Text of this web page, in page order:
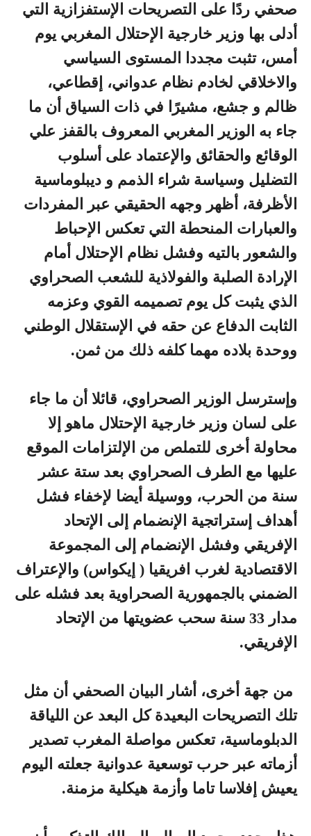
صحفي ردًا على التصريحات الإستفزازية التي
أدلى بها وزير خارجية الإحتلال المغربي يوم
أمس، تثبت مجددا المستوى السياسي
والاخلاقي لخادم نظام عدواني، إقطاعي،
ظالم و جشع، مشيرًا في ذات السياق أن ما
جاء به الوزير المغربي المعروف بالقفز علي
الوقائع والحقائق والإعتماد على أسلوب
التضليل وسياسة شراء الذمم و ديبلوماسية
الأظرفة، أظهر وجهه الحقيقي عبر المفردات
والعبارات المنحطة التي تعكس الإحباط
والشعور بالتيه وفشل نظام الإحتلال أمام
الإرادة الصلبة والفولاذية للشعب الصحراوي
الذي يثبت كل يوم تصميمه القوي وعزمه
الثابت الدفاع عن حقه في الإستقلال الوطني
ووحدة بلاده مهما كلفه ذلك من ثمن.
وإسترسل الوزير الصحراوي، قائلا أن ما جاء
على لسان وزير خارجية الإحتلال ماهو إلا
محاولة أخرى للتملص من الإلتزامات الموقع
عليها مع الطرف الصحراوي بعد ستة عشر
سنة من الحرب، ووسيلة أيضا لإخفاء فشل
أهداف إستراتجية الإنضمام إلى الإتحاد
الإفريقي وفشل الإنضمام إلى المجموعة
الاقتصادية لغرب افريقيا ( إيكواس) والإعتراف
الضمني بالجمهورية الصحراوية بعد فشله على
مدار 33 سنة سحب عضويتها من الإتحاد
الإفريقي.
من جهة أخرى، أشار البيان الصحفي أن مثل
تلك التصريحات البعيدة كل البعد عن اللياقة
الدبلوماسية، تعكس مواصلة المغرب تصدير
أزماته عبر حرب توسعية عدوانية جعلته اليوم
يعيش إفلاسا تاما وأزمة هيكلية مزمنة.